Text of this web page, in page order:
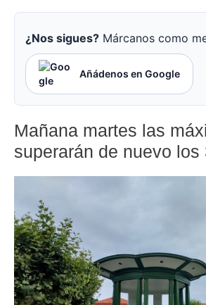
¿Nos sigues? Márcanos como
Añádenos en Google
Mañana martes las
superarán de nuevo los